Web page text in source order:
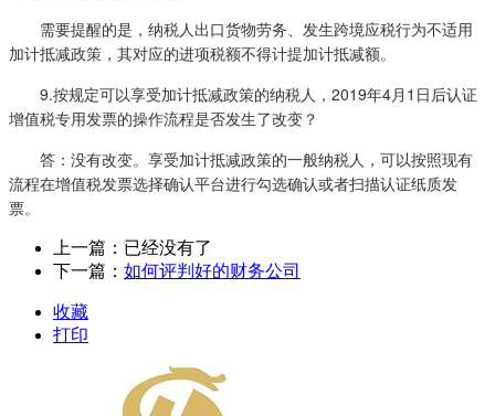
需要提醒的是，纳税人出口货物劳务、发生跨境应税行为不适用
加计抵减政策，其对应的进项税额不得计提加计抵减额。
9.按规定可以享受加计抵减政策的纳税人，2019年4月1日后认证
增值税专用发票的操作流程是否发生了改变？
答：没有改变。享受加计抵减政策的一般纳税人，可以按照现有
流程在增值税发票选择确认平台进行勾选确认或者扫描认证纸质发
票。
上一篇：已经没有了
下一篇： 如何评判好的财务公司
收藏
打印